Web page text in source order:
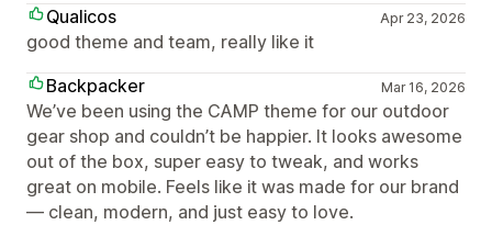
Qualicos
Apr 23, 2026
good theme and team, really like it
Backpacker
Mar 16, 2026
We’ve been using the CAMP theme for our outdoor
gear shop and couldn’t be happier. It looks awesome
out of the box, super easy to tweak, and works
great on mobile. Feels like it was made for our brand
— clean, modern, and just easy to love.